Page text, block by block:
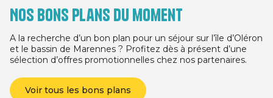
Nos bons plans du moment
A la recherche d’un bon plan pour un séjour sur l’île d’Oléron
et le bassin de Marennes ? Profitez dès à présent d’une
sélection d’offres promotionnelles chez nos partenaires.
Voir tous les bons plans